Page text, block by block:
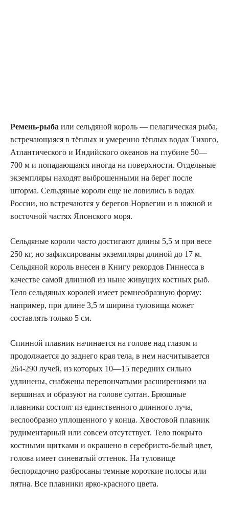
Ремень-рыба или сельдяной король — пелагическая рыба,
встречающаяся в тёплых и умеренно тёплых водах Тихого,
Атлантического и Индийского океанов на глубине 50—
700 м и попадающаяся иногда на поверхности. Отдельные
экземпляры находят выброшенными на берег после
шторма. Сельдяные короли еще не ловились в водах
России, но встречаются у берегов Норвегии и в южной и
восточной частях Японского моря.
Сельдяные короли часто достигают длины 5,5 м при весе
250 кг, но зафиксированы экземпляры длиной до 17 м.
Сельдяной король внесен в Книгу рекордов Гиннесса в
качестве самой длинной из ныне живущих костных рыб.
Тело сельдяных королей имеет ремнеобразную форму:
например, при длине 3,5 м ширина туловища может
составлять только 5 см.
Спинной плавник начинается на голове над глазом и
продолжается до заднего края тела, в нем насчитывается
264-290 лучей, из которых 10—15 передних сильно
удлинены, снабжены перепончатыми расширениями на
вершинах и образуют на голове султан. Брюшные
плавники состоят из единственного длинного луча,
веслообразно уплощенного у конца. Хвостовой плавник
рудиментарный или совсем отсутствует. Тело покрыто
костными щитками и окрашено в серебристо-белый цвет,
голова имеет синеватый оттенок. На туловище
беспорядочно разбросаны темные короткие полосы или
пятна. Все плавники ярко-красного цвета.